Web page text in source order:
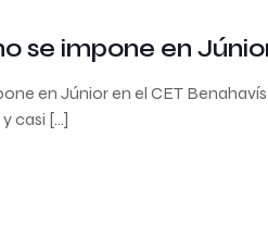
se impone en
en Júnior en el CET
casi […]